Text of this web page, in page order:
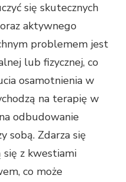
się skutecznych
aktywnego
problemem jest
lub fizycznej, co
osamotnienia w
na terapię w
odbudowanie
sobą. Zdarza się
się z kwestiami
co może